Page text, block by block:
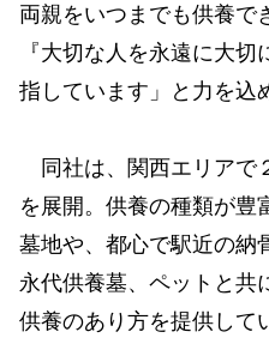
両親をいつまでも供養で
『大切な人を永遠に大
指しています」と力を込
同社は、関西エリアで
を展開。供養の種類が豊
墓地や、都心で駅近の納
永代供養墓、ペットと共
供養のあり方を提供して